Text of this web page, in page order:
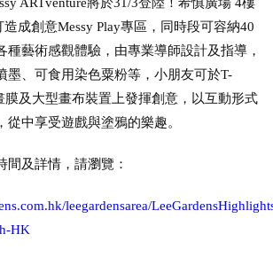
造成創意Messy Play專區，同時段可容納40
種藝術感觀體驗，由專業導師設計及指導，
墨、可食用染色粟粉等，小朋友可於T-
膜及大型畫布裝置上發揮創意，以互動形式
從中享受遊戲與塗鴉的樂趣。
間及詳情，請瀏覽：
leegardensarea/
HK